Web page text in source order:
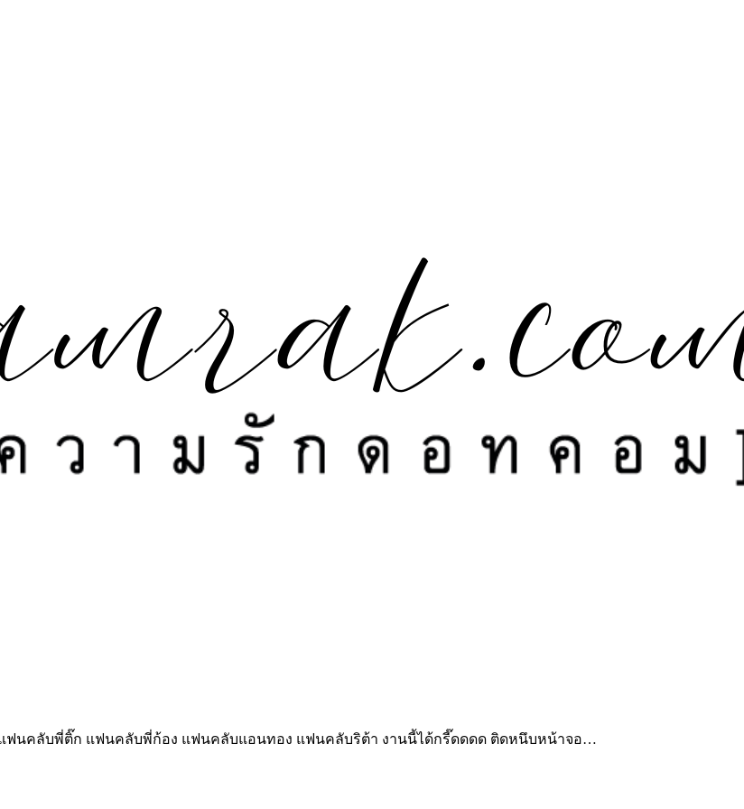
แฟนคลับพี่ติ๊ก แฟนคลับพี่ก้อง แฟนคลับแอนทอง แฟนคลับริต้า งานนี้ได้กรี๊ดดดด ติดหนึบหน้าจอ…